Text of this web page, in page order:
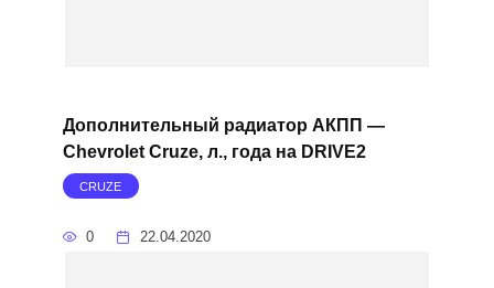
Дополнительный радиатор АКПП —
Chevrolet Cruze, л., года на DRIVE2
CRUZE
0 22.04.2020